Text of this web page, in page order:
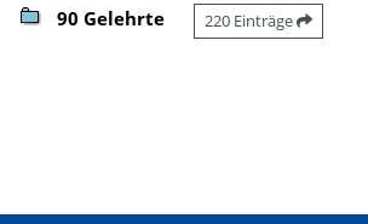
90 Gelehrte 220 Einträge